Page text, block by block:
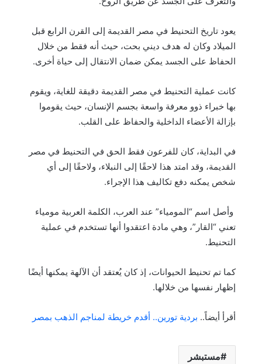
يعود تاريخ التحنيط في مصر القديمة إلى القرن الرابع قبل
الميلاد وكان له هدف ديني بحت، حيث أنه فقط من خلال
الحفاظ على الجسد يمكن ضمان الانتقال إلى حياة أخرى.
كانت عملية التحنيط في مصر القديمة دقيقة للغاية، ويقوم
بها خبراء ذوو معرفة واسعة بجسم الإنسان، حيث يقوموا
بإزالة الأعضاء الداخلية والحفاظ على القلب.
في البداية، كان للفرعون فقط الحق في التحنيط في مصر
القديمة، وقد امتد هذا لاحقًا إلى النبلاء، ولاحقًا إلى أي
شخص يمكنه دفع تكاليف هذا الإجراء.
وأصل اسم “المومياء” عند العرب، الكلمة العربية مومياء
تعني “القار”، وهي مادة اعتقدوا أنها تستخدم في عملية
التحنيط.
كما تم تحنيط الحيوانات، إذ كان يُعتقد أن الآلهة يمكنها أيضًا
إظهار نفسها من خلالها.
أقرأ أيضاً.. بردية تورين.. أقدم خريطة لمناجم الذهب بمصر
مستبشر